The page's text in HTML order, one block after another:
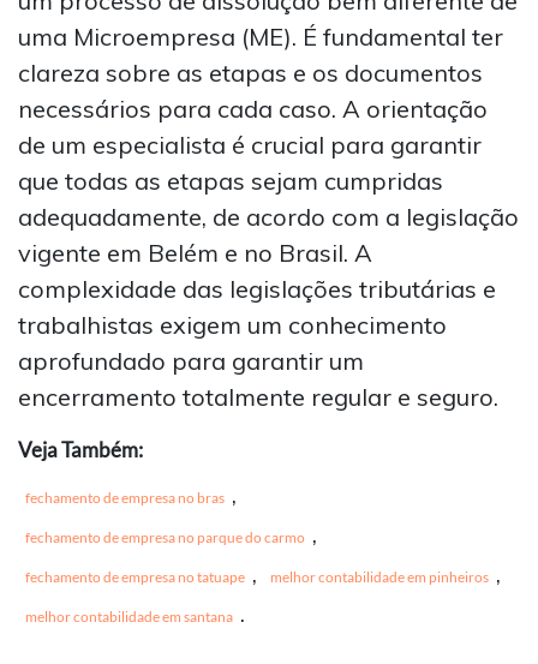
uma Microempresa (ME). É fundamental ter
clareza sobre as etapas e os documentos
necessários para cada caso. A orientação
de um especialista é crucial para garantir
que todas as etapas sejam cumpridas
adequadamente, de acordo com a legislação
vigente em Belém e no Brasil. A
complexidade das legislações tributárias e
trabalhistas exigem um conhecimento
aprofundado para garantir um
encerramento totalmente regular e seguro.
Veja Também:
fechamento de empresa no bras ,
fechamento de empresa no parque do carmo ,
fechamento de empresa no tatuape , melhor contabilidade em pinheiros ,
melhor contabilidade em santana .